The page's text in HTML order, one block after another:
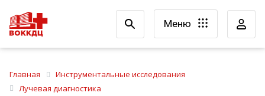
Меню
Главная
Инструментальные исследования
Лучевая диагностика